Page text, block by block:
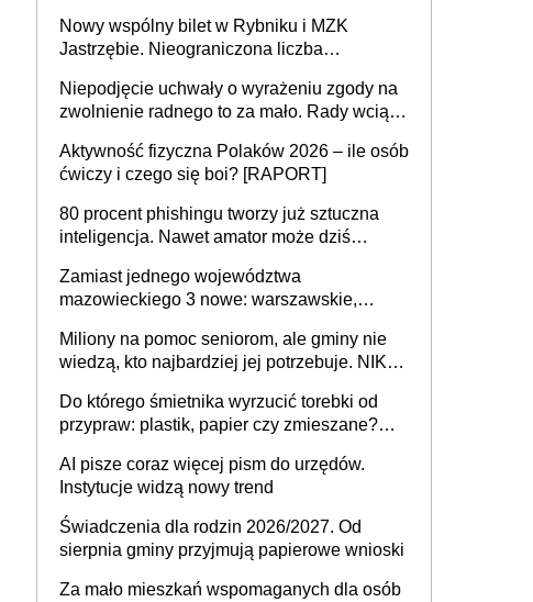
Nowy wspólny bilet w Rybniku i MZK
Jastrzębie. Nieograniczona liczba
Niepodjęcie uchwały o wyrażeniu zgody na
zwolnienie radnego to za mało. Rady wciąż
rozstrzygać sprawy
Aktywność fizyczna Polaków 2026 – ile osób
ćwiczy i czego się boi? [RAPORT]
80 procent phishingu tworzy już sztuczna
inteligencja. Nawet amator może dziś
Zamiast jednego województwa
mazowieckiego 3 nowe: warszawskie,
Europie nie ma tak dużych jednostek
stołecznych
Miliony na pomoc seniorom, ale gminy nie
wiedzą, kto najbardziej jej potrzebuje. NIK
Do którego śmietnika wyrzucić torebki od
przypraw: plastik, papier czy zmieszane?
AI pisze coraz więcej pism do urzędów.
Instytucje widzą nowy trend
Świadczenia dla rodzin 2026/2027. Od
sierpnia gminy przyjmują papierowe wnioski
Za mało mieszkań wspomaganych dla osób